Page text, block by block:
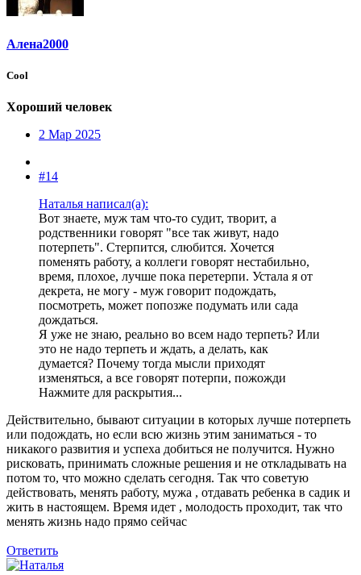
Алена2000
Cool
Хороший человек
2 Мар 2025
#14
Наталья написал(а):
Вот знаете, муж там что-то судит, творит, а
родственники говорят "все так живут, надо
потерпеть". Стерпится, слюбится. Хочется
поменять работу, а коллеги говорят нестабильно,
время, плохое, лучше пока перетерпи. Устала я от
декрета, не могу - муж говорит подождать,
посмотреть, может попозже подумать или сада
дождаться.
Я уже не знаю, реально во всем надо терпеть? Или
это не надо терпеть и ждать, а делать, как
думается? Почему тогда мысли приходят
изменяться, а все говорят потерпи, пожожди
Нажмите для раскрытия...
Действительно, бывают ситуации в которых лучше потерпеть
или подождать, но если всю жизнь этим заниматься - то
никакого развития и успеха добиться не получится. Нужно
рисковать, принимать сложные решения и не откладывать на
потом то, что можно сделать сегодня. Так что советую
действовать, менять работу, мужа , отдавать ребенка в садик и
жить в настоящем. Время идет , молодость проходит, так что
менять жизнь надо прямо сейчас
Ответить